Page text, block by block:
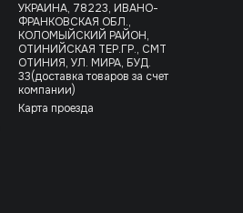
УКРАИНА, 78223, ИВАНО-
ФРАНКОВСКАЯ ОБЛ.,
КОЛОМЫЙСКИЙ РАЙОН,
ОТИНИЙСКАЯ ТЕР.ГР., СМТ
ОТИНИЯ, УЛ. МИРА, БУД.
33(доставка товаров за счет
компании)
Карта проезда